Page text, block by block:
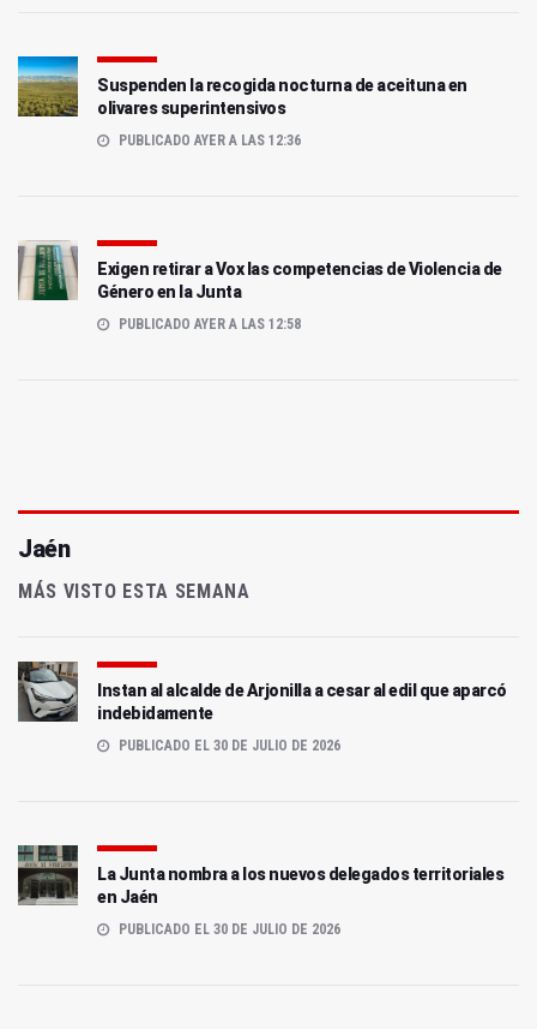
Suspenden la recogida nocturna de aceituna en
olivares superintensivos
PUBLICADO AYER A LAS 12:36
Exigen retirar a Vox las competencias de Violencia de
Género en la Junta
PUBLICADO AYER A LAS 12:58
Jaén
MÁS VISTO ESTA SEMANA
Instan al alcalde de Arjonilla a cesar al edil que aparcó
indebidamente
PUBLICADO EL 30 DE JULIO DE 2026
La Junta nombra a los nuevos delegados territoriales
en Jaén
PUBLICADO EL 30 DE JULIO DE 2026